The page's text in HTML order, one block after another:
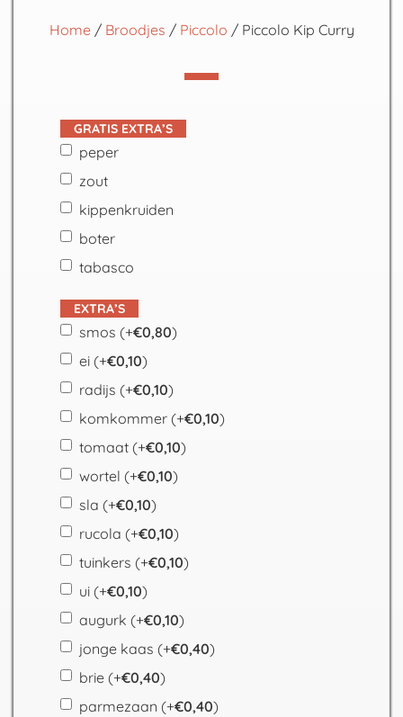
Home/ Broodjes / Piccolo / Piccolo Kip Curry
GRATIS EXTRA’S
peper
zout
kippenkruiden
boter
tabasco
EXTRA’S
smos (+€0,80)
ei (+€0,10)
radijs (+€0,10)
komkommer (+€0,10)
tomaat (+€0,10)
wortel (+€0,10)
sla (+€0,10)
rucola (+€0,10)
tuinkers (+€0,10)
ui (+€0,10)
augurk (+€0,10)
jonge kaas (+€0,40)
brie (+€0,40)
parmezaan (+€0,40)